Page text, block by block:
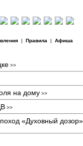
| Правила | Афиша
>>
на дому >>
>>
«Духовный дозор»